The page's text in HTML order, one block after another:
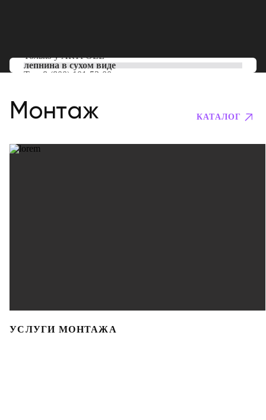
Только уARTPOLE
лепнина в сухом виде
Тел: 8 (800) 101-53-00
Монтаж КАТАЛОГ
УСЛУГИ МОНТАЖА